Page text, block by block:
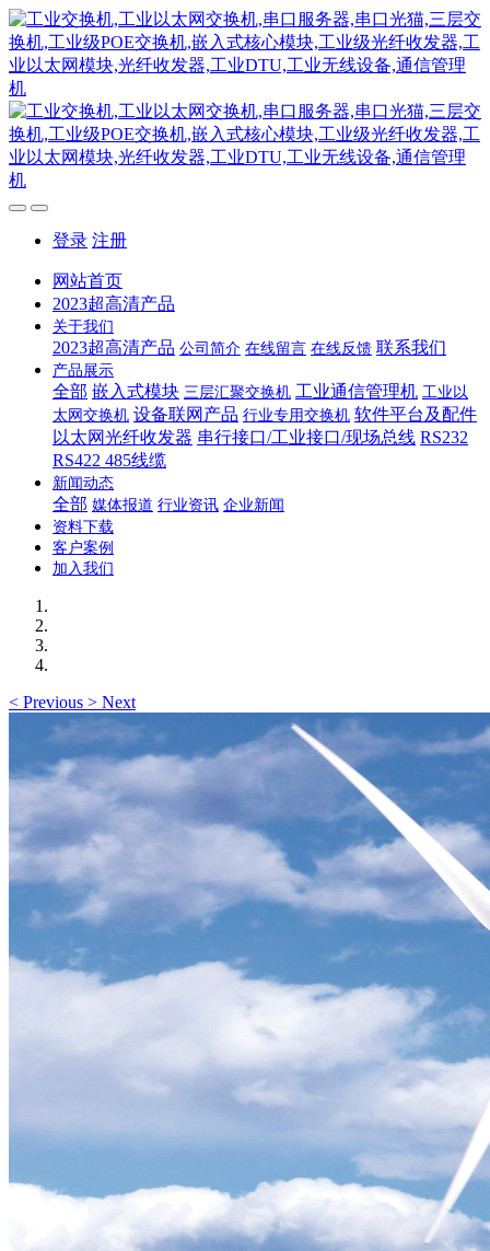
登录 注册
网站首页
2023超高清产品
关于我们
2023超高清产品 公司简介 在线留言 在线反馈 联系我们
产品展示
全部 嵌入式模块 三层汇聚交换机 工业通信管理机 工业以
太网交换机 设备联网产品 行业专用交换机 软件平台及配件
以太网光纤收发器 串行接口/工业接口/现场总线 RS232
RS422 485线缆
新闻动态
全部 媒体报道 行业资讯 企业新闻
资料下载
客户案例
加入我们
< Previous > Next